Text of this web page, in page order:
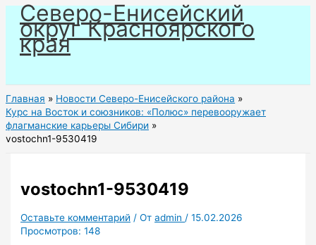
Перейти
содержимому
Северо-Енисейский
округ Красноярского
края
Главная
Новости Северо-Енисейского района
Курс на Восток и союзников: «Полюс» перевооружает
флагманские карьеры Сибири
vostochn1-9530419
vostochn1-9530419
Оставьте комментарий / Отadmin /15.02.2026
Просмотров: 148